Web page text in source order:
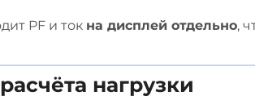
PF и ток на дисплей отдельно,
нагрузки